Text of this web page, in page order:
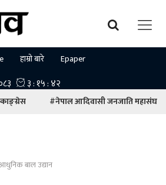
हाम्रो बारे Epaper
#नेपाल आदिवासी जनजाति महासंघ
बाल उद्यान